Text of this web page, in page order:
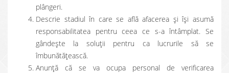
plângeri.
Descrie stadiul în care se află afacerea și își asumă
responsabilitatea pentru ceea ce s-a întâmplat. Se
gândește la soluții pentru ca lucrurile să se
îmbunătățească.
Anunță că se va ocupa personal de verificarea